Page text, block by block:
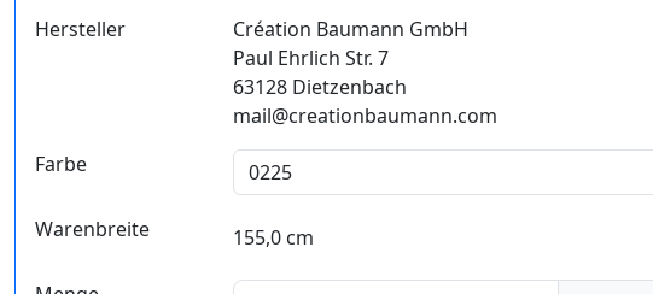
Hersteller
Création Baumann GmbH
Paul Ehrlich Str. 7
63128 Dietzenbach
mail@creationbaumann.com
Farbe
Warenbreite 155,0 cm